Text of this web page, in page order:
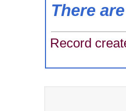
There
Record